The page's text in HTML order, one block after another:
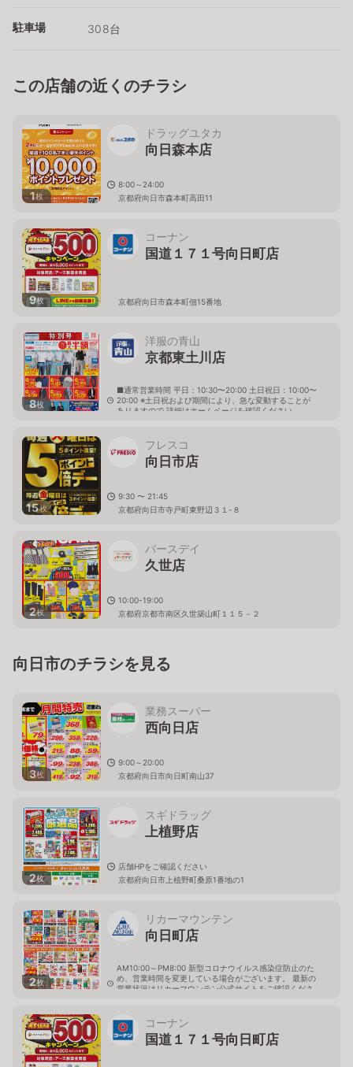
駐車場 308台
この店舗の近くのチラシ
1枚
ドラッグユタカ
向日森本店
8:00～24:00
京都府向日市森本町高田11
9枚
コーナン
国道１７１号向日町店
京都府向日市森本町佃15番地
8枚
洋服の青山
京都東土川店
■通常営業時間 平日：10:30〜20:00 土日祝日：10:00〜
20:00 ※土日祝および期間により、急な変動することが
ありますので 詳細はホームページを確認ください
15枚
フレスコ
向日市店
9:30 〜 21:45
京都府向日市寺戸町東野辺３１-８
2枚
バースデイ
久世店
10:00-19:00
京都府京都市南区久世築山町１１５－２
向日市のチラシを見る
3枚
業務スーパー
西向日店
9:00～20:00
京都府向日市向日町南山37
2枚
スギドラッグ
上植野店
店舗HPをご確認ください
京都府向日市上植野町桑原1番地の1
2枚
リカーマウンテン
向日町店
AM10:00～PM8:00 新型コロナウイルス感染症防止のた
め、営業時間を変更している場合がございます。 最新の
営業状況はリカーマウンテン公式サイトをご確認くださ
コーナン
国道１７１号向日町店